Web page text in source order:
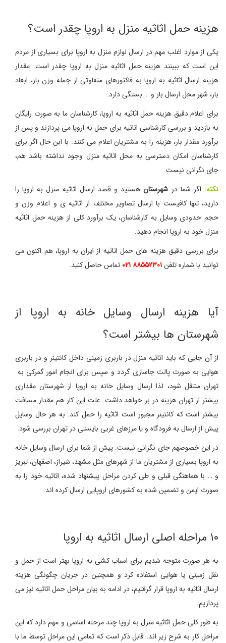
هزینه حمل اثاثیه منزل به اروپا چقدر است؟
یکی از موارد اغلب مهم در ارسال لوازم منزل به اروپا برای بسیاری از مردم
این است که ببینند هزینه حمل اثاثیه منزل به اروپا چقدر است. مقدار
هزینه ارسال اثاثیه به اروپا به فاکتورهای متفاوتی از جمله وزن بار، ابعاد
بار، شهر محل ارسال بار و … بستگی دارد.
برای اعلام دقیق هزینه حمل اثاثیه به اروپا، کارشناسان ما به صورت رایگان
به بازدید و بررسی کارشناسی اثاثیه برای حمل به اروپا می پردازند و پس از
برآورد مقدار بار، هزینه را به مشتریان اعلام می کنند. با ابن حال اگر برای
کارشناسان امکان دسترسی به محل اثاثیه منزل وجود نداشته باشد هم،
جای نگرانی نیست.
نکته: اگر شما در شهرستانهستید و قصد ارسال اثاثیه منزل به اروپا را
دارید، تنها کافیست با ارسال تصاویر مختلف از اثاثیه ی و اعلام وزن و
حجم حدودی وسایل به کارشناسان، یک برآورد کلی از هزینه حمل اثاثیه
منزل خود به اروپا انجام دهید.
برای بررسی دقیق هزینه های حمل اثاثیه از ایران به اروپا، هم اکنون می
توانید با شماره تلفن۸۸۵۵۲۳۰۱ ۰۲۱ تماس حاصل کنید.
آیا هزینه ارسال وسایل خانه به اروپا از
شهرستان ها بیشتر است؟
از آن جایی که باید اثاثیه منزل در باربری زمینی داخل کانتینر و در باربری
هوایی به صورت پالت جاسازی گردد و سپس برای انجام امور گمرکی به
تهران منتقل شود، لذا ارسال وسایل خانه به اروپا از شهرستان مقداری
بیشتر از تهران هزینه در بر خواهد داشت. علت این کار هم مقدار مسافت
بیشتر است که کانتینر مجبور است اثاثیه را حمل کند. به هر حال وسایل
پیش از ارسال به فرودگاه و یا مرزهای غربی بایستی در تهران بررسی شود.
در این خصوصهم جای نگرانی نیست. پیش از شما برای ارسال وسایل خانه
به اروپا بسیاری از مشتریان ما از شهرهای مثل مشهد، شیراز، اصفهان، تبریز
و … با هماهنگی قبلی و طی کردن مراحل پیشنهاد شده، اثاثیه خود را به
صورت ایمن و تضمین شده به کشورهای اروپایی ارسال کرده اند.
۱۰ مراحله اصلی ارسال اثاثیه به اروپا
به هر صورت متوجه شدیم برای اسباب کشی به اروپا بهتر است از حمل و
نقل زمینی یا هوایی استفاده کرد و همچنین در جریان چگونگی هزینه
ارسال اثاثیه به اروپا قرار گرفتیم، در ادامه به بیان مراحل حمل اثاثیه نیز می
پردازیم.
به طور کلی حمل اثاثیه منزل به اروپا چند مرحله اساسی و مهم دارد که این
مراحل کار به شرح زیر اند. قابل ذکر است که تمامی این مراحل توسط ما با